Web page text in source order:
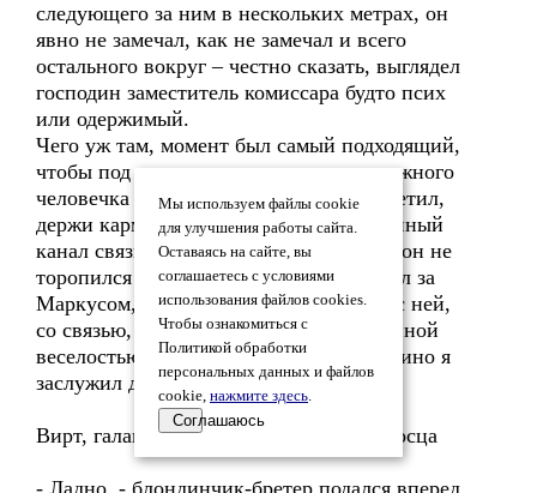
следующего за ним в нескольких метрах, он
явно не замечал, как не замечал и всего
остального вокруг – честно сказать, выглядел
господин заместитель комиссара будто псих
или одержимый.
Чего уж там, момент был самый подходящий,
чтобы под шумок смотаться и через нужного
человечка («Так я тебе всю сеть и засветил,
держи карман!») задействовать экстренный
канал связи с Департаментом. Но шпион не
торопился сматываться – он просто шел за
Маркусом, не особо и прячась. А шут с ней,
со связью, думал он с какой-то обреченной
веселостью. Уж по крайней мере, это кино я
заслужил досмотреть до конца…
Вирт, галактический бар на Мю Змееносца
- Ладно, - блондинчик-бретер подался вперед,
Мы используем файлы cookie
для улучшения работы сайта.
Оставаясь на сайте, вы
соглашаетесь с условиями
использования файлов cookies.
Чтобы ознакомиться с
Политикой обработки
персональных данных и файлов
cookie, нажмите здесь.
Соглашаюсь